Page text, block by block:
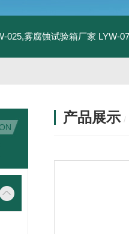
025,雾腐蚀试验箱厂家 LYW-
产品展示 /